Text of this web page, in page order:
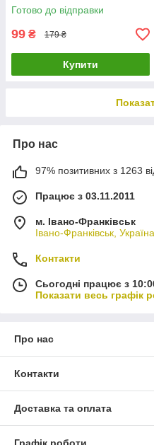
Готово до відправки
99 ₴ 179 ₴
Купити
Про нас
97% позитивних з 1263
Працює з 03.11.2011
м. Івано-Франківськ
Івано-Франківськ, Україна
Контакти
Сьогодні працює з
Показати весь графік
Про нас
Контакти
Доставка та оплата